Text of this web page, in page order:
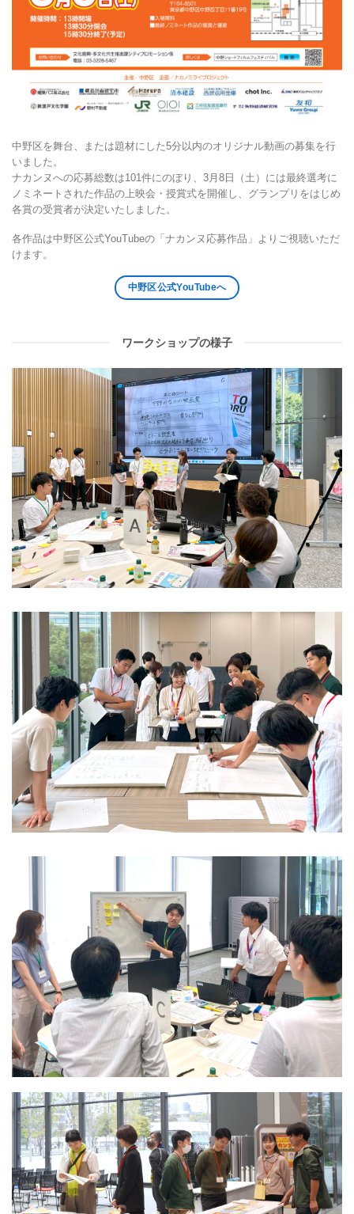
中野区を舞台、または題材にした5分以内のオリジナル動画の募集を行
いました。
ナカンヌへの応募総数は101件にのぼり、3月8日（土）には最終選考に
ノミネートされた作品の上映会・授賞式を開催し、グランプリをはじめ
各賞の受賞者が決定いたしました。
各作品は中野区公式YouTubeの「ナカンヌ応募作品」よりご視聴いただ
けます。
中野区公式YouTubeへ
ワークショップの様子